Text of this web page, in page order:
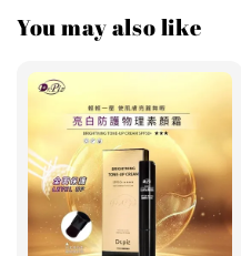
You may also like